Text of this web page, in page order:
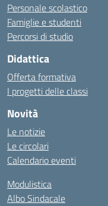
Personale scolastico
Famiglie e studenti
Percorsi di studio
Didattica
Offerta formativa
I progetti delle classi
Novità
Le notizie
Le circolari
Calendario eventi
Modulistica
Albo Sindacale